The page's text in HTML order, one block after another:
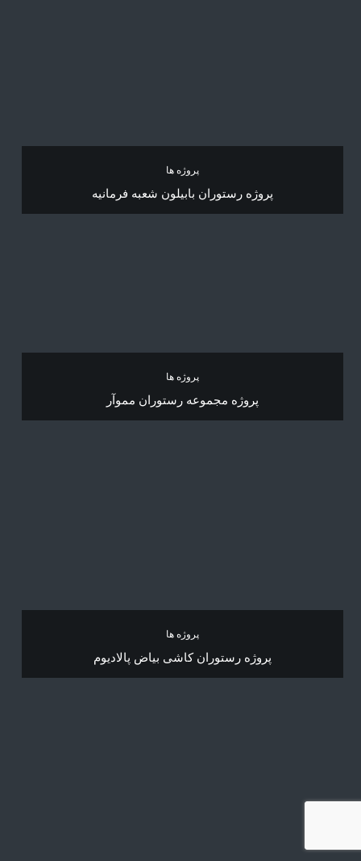
پروژه ها
پروژه رستوران بابیلون شعبه فرمانیه
پروژه ها
پروژه مجموعه رستوران مموآر
پروژه ها
پروژه رستوران کاشی بیاض پالادیوم